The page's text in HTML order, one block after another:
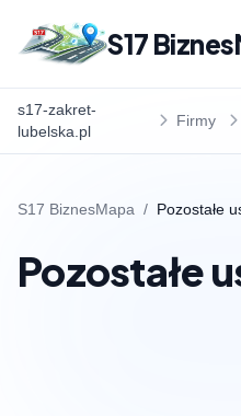
S17
s17-zakret-
lubelska.pl
Firmy
S17 BiznesMapa / Pozostałe
Pozostałe